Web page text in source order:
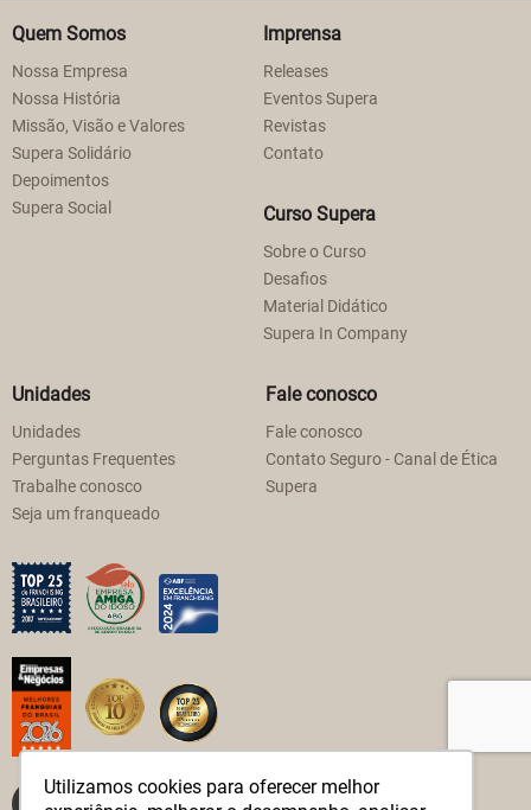
Utilizamos cookies para oferecer melhor
Quem Somos
Nossa Empresa
Nossa História
Missão, Visão e Valores
Supera Solidário
Depoimentos
Supera Social
Imprensa
Releases
Eventos Supera
Revistas
Contato
Curso Supera
Sobre o Curso
Desafios
Material Didático
Supera In Company
Unidades
Unidades
Perguntas Frequentes
Trabalhe conosco
Seja um franqueado
Fale conosco
Fale conosco
Contato Seguro - Canal de Ética
Supera